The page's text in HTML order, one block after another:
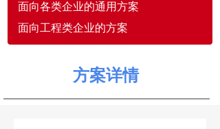
面向各类企业的通用方案
面向工程类企业的方案
方案详情